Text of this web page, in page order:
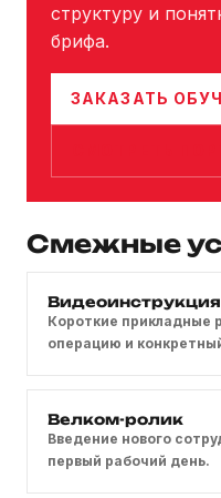
структуру и
брифа.
ЗАКАЗАТЬ
Смежные
Видеоинструкция
Короткие прикладные
операцию и
Велком-ролик
Введение нового
первый рабочий день.